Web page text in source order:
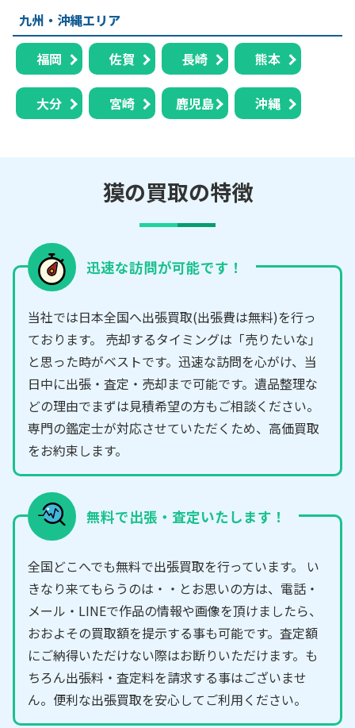
九州・沖縄エリア
福岡 佐賀 長崎 熊本
大分 宮崎 鹿児島 沖縄
獏の買取の特徴
迅速な訪問が可能です！
当社では日本全国へ出張買取(出張費は無料)を行っ
ております。 売却するタイミングは「売りたいな」
と思った時がベストです。迅速な訪問を心がけ、当
日中に出張・査定・売却まで可能です。遺品整理な
どの理由でまずは見積希望の方もご相談ください。
専門の鑑定士が対応させていただくため、高価買取
をお約束します。
無料で出張・査定いたします！
全国どこへでも無料で出張買取を行っています。 い
きなり来てもらうのは・・とお思いの方は、電話・
メール・LINEで作品の情報や画像を頂けましたら、
おおよその買取額を提示する事も可能です。査定額
にご納得いただけない際はお断りいただけます。も
ちろん出張料・査定料を請求する事はございませ
ん。便利な出張買取を安心してご利用ください。